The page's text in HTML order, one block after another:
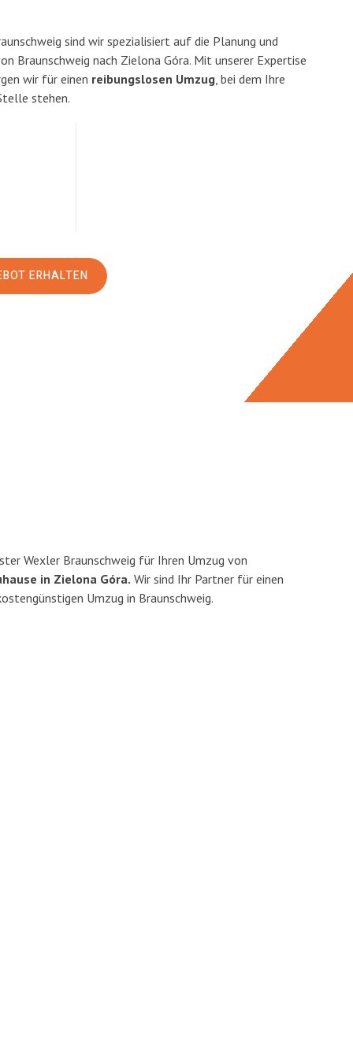
sind wir spezialisiert auf die Planung und
Braunschweig nach Zielona Góra. Mit unserer Expertise
wir für einen reibungslosen Umzug, bei dem Ihre
stehen.
ERHALTEN
Wexler Braunschweig für Ihren Umzug von
in Zielona Góra. Wir sind Ihr Partner für einen
Umzug in Braunschweig.